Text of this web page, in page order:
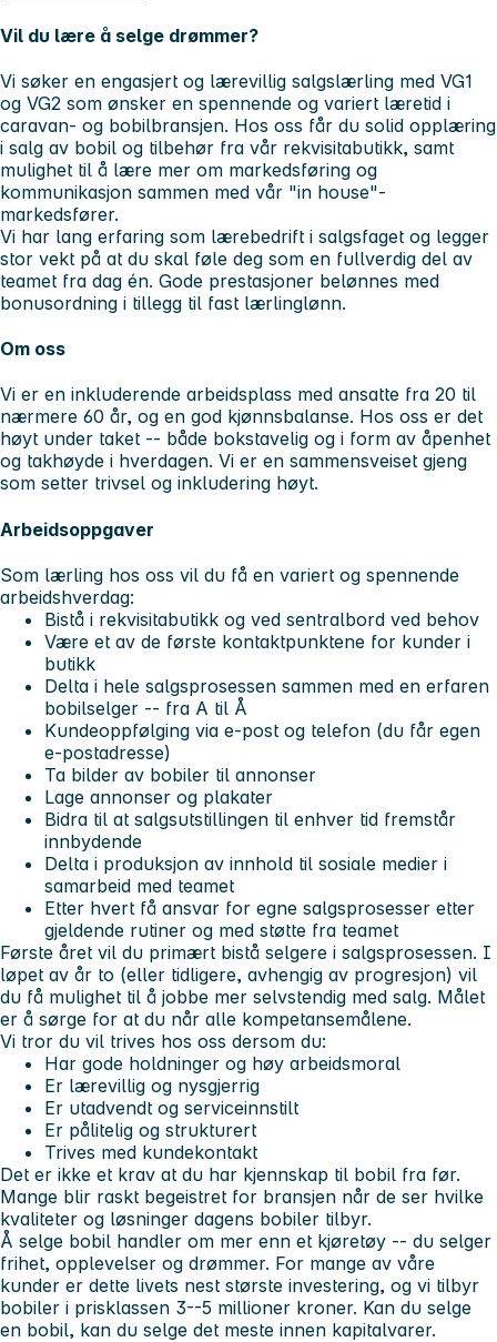
Vil du lære å selge drømmer?
Vi søker en engasjert og lærevillig salgslærling med VG1
og VG2 som ønsker en spennende og variert læretid i
caravan- og bobilbransjen. Hos oss får du solid opplæring
i salg av bobil og tilbehør fra vår rekvisitabutikk, samt
mulighet til å lære mer om markedsføring og
kommunikasjon sammen med vår "in house"-
markedsfører.
Vi har lang erfaring som lærebedrift i salgsfaget og legger
stor vekt på at du skal føle deg som en fullverdig del av
teamet fra dag én. Gode prestasjoner belønnes med
bonusordning i tillegg til fast lærlinglønn.
Om oss
Vi er en inkluderende arbeidsplass med ansatte fra 20 til
nærmere 60 år, og en god kjønnsbalanse. Hos oss er det
høyt under taket -- både bokstavelig og i form av åpenhet
og takhøyde i hverdagen. Vi er en sammensveiset gjeng
som setter trivsel og inkludering høyt.
Arbeidsoppgaver
Som lærling hos oss vil du få en variert og spennende
arbeidshverdag:
Bistå i rekvisitabutikk og ved sentralbord ved behov
Være et av de første kontaktpunktene for kunder i
butikk
Delta i hele salgsprosessen sammen med en erfaren
bobilselger -- fra A til Å
Kundeoppfølging via e-post og telefon (du får egen
e-postadresse)
Ta bilder av bobiler til annonser
Lage annonser og plakater
Bidra til at salgsutstillingen til enhver tid fremstår
innbydende
Delta i produksjon av innhold til sosiale medier i
samarbeid med teamet
Etter hvert få ansvar for egne salgsprosesser etter
gjeldende rutiner og med støtte fra teamet
Første året vil du primært bistå selgere i salgsprosessen. I
løpet av år to (eller tidligere, avhengig av progresjon) vil
du få mulighet til å jobbe mer selvstendig med salg. Målet
er å sørge for at du når alle kompetansemålene.
Vi tror du vil trives hos oss dersom du:
Har gode holdninger og høy arbeidsmoral
Er lærevillig og nysgjerrig
Er utadvendt og serviceinnstilt
Er pålitelig og strukturert
Trives med kundekontakt
Det er ikke et krav at du har kjennskap til bobil fra før.
Mange blir raskt begeistret for bransjen når de ser hvilke
kvaliteter og løsninger dagens bobiler tilbyr.
Å selge bobil handler om mer enn et kjøretøy -- du selger
frihet, opplevelser og drømmer. For mange av våre
kunder er dette livets nest største investering, og vi tilbyr
bobiler i prisklassen 3--5 millioner kroner. Kan du selge
en bobil, kan du selge det meste innen kapitalvarer.